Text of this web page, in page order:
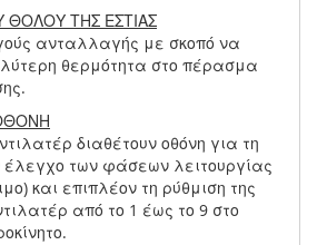
ΘΟΛΟΥ ΤΗΣ ΕΣΤΙΑΣ
ανταλλαγής με σκοπό να
θερμότητα στο πέρασμα
διαθέτουν οθόνη για τη
έλεγχο των φάσεων λειτουργίας
και επιπλέον τη ρύθμιση της
από το 1 έως το 9 στο